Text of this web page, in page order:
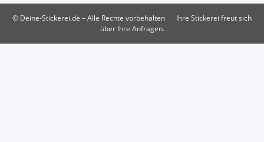
© Deine-Stickerei.de – Alle Rechte vorbehalten
Ihre Stickerei freut sich
über Ihre Anfragen.